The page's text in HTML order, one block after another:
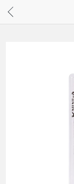
请通过微信或支付